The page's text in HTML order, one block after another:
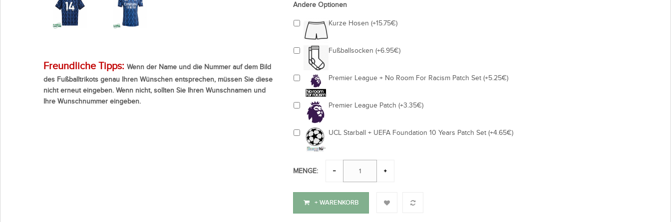
Freundliche Tipps: Wenn der Name und die Nummer auf dem Bild
des Fußballtrikots genau Ihren Wünschen entsprechen, müssen Sie diese
nicht erneut eingeben. Wenn nicht, sollten Sie Ihren Wunschnamen und
Ihre Wunschnummer eingeben.
Andere Optionen
Kurze Hosen (+15.75€)
Fußballsocken (+6.95€)
Premier League + No Room For Racism Patch Set (+5.25€)
Premier League Patch (+3.35€)
UCL Starball + UEFA Foundation 10 Years Patch Set (+4.65€)
MENGE:
+ WARENKORB